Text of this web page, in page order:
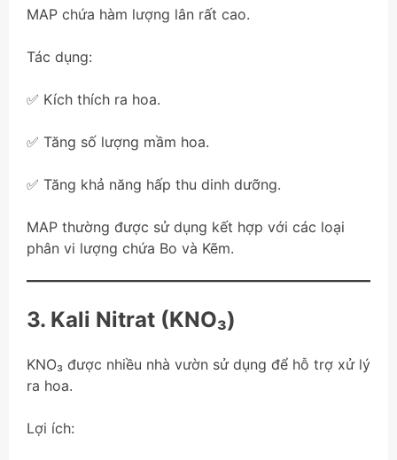
MAP chứa hàm lượng lân rất cao.
Tác dụng:
✅ Kích thích ra hoa.
✅ Tăng số lượng mầm hoa.
✅ Tăng khả năng hấp thu dinh dưỡng.
MAP thường được sử dụng kết hợp với các loại
phân vi lượng chứa Bo và Kẽm.
3. Kali Nitrat (KNO₃)
KNO₃ được nhiều nhà vườn sử dụng để hỗ trợ xử lý
ra hoa.
Lợi ích: